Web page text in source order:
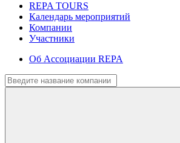
REPA TOURS
Календарь мероприятий
Компании
Участники
Об Ассоциации REPA